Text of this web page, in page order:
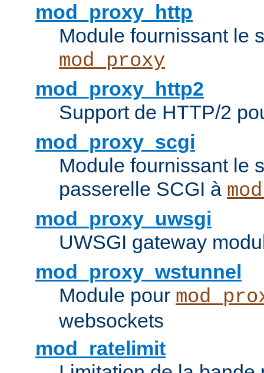
mod_proxy_http
Module fournissant le
mod_proxy
mod_proxy_http2
Support de HTTP/2
mod_proxy_scgi
Module fournissant le
passerelle SCGI à
mod_proxy_uwsgi
UWSGI gateway
mod_proxy_wstunnel
Module pour
websockets
mod_ratelimit